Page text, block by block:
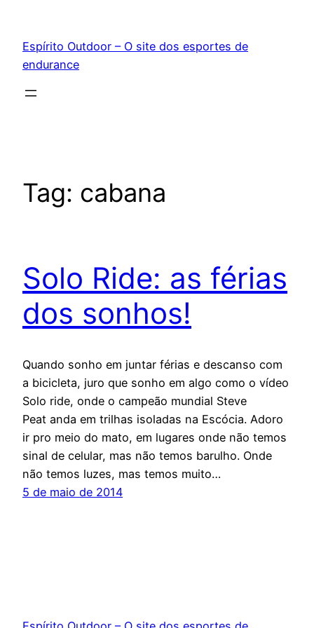
conteúdo
Espírito Outdoor – O site dos esportes de
endurance
Tag: cabana
Solo Ride: as férias
dos sonhos!
Quando sonho em juntar férias e descanso com
a bicicleta, juro que sonho em algo como o vídeo
Solo ride, onde o campeão mundial Steve
Peat anda em trilhas isoladas na Escócia. Adoro
ir pro meio do mato, em lugares onde não temos
sinal de celular, mas não temos barulho. Onde
não temos luzes, mas temos muito…
5 de maio de 2014